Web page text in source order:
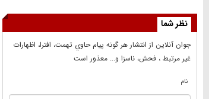
نظر شما
جوان آنلاين از انتشار هر گونه پيام حاوي تهمت، افترا، اظهارات
غير مرتبط ، فحش، ناسزا و... معذور است
نام